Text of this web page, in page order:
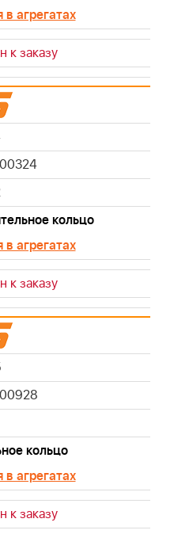
агрегатах
к заказу
кольцо
агрегатах
к заказу
кольцо
агрегатах
к заказу